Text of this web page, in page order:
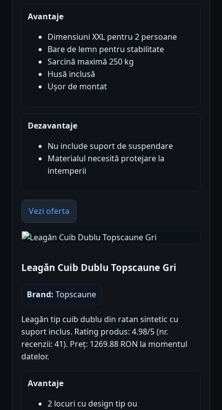
Avantaje
Dimensiuni XXL pentru 2 persoane
Bare de lemn pentru stabilitate
Sarcină maximă 250 kg
Husă inclusă
Ușor de montat
Dezavantaje
Nu include suport de suspendare
Materialul necesită protejare la
intemperii
Vezi oferta
Leagăn Cuib Dublu Topscaune Gri
Brand: Topscaune
Leagăn tip cuib dublu din ratan sintetic cu
suport inclus. Rating produs: 4.98/5 (nr.
recenzii: 41). Preț: 1269.88 RON la momentul
datelor.
Avantaje
2 locuri cu design tip ou